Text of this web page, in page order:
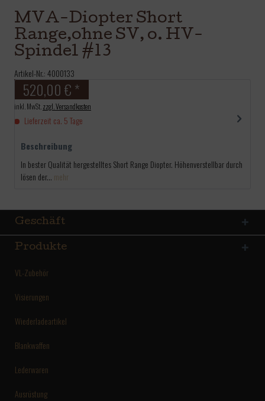
MVA-Diopter Short
Range,ohne SV, o. HV-
Spindel #13
Artikel-Nr.:4000133
520,00 € *
inkl. MwSt. zzgl. Versandkosten
Lieferzeit ca. 5 Tage
Beschreibung
In bester Qualität hergestelltes Short Range Diopter. Höhenverstellbar durch
lösen der... mehr
Geschäft
Produkte
VL-Zubehör
Visierungen
Wiederladeartikel
Blankwaffen
Lederwaren
Ausrüstung